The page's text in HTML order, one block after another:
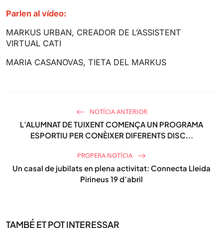
Parlen al vídeo:
MARKUS URBAN, CREADOR DE L’ASSISTENT
VIRTUAL CATI
MARIA CASANOVAS, TIETA DEL MARKUS
NOTÍCIA ANTERIOR
L’ALUMNAT DE TUIXENT COMENÇA UN PROGRAMA
ESPORTIU PER CONÈIXER DIFERENTS DISC...
PROPERA NOTÍCIA
Un casal de jubilats en plena activitat: Connecta Lleida
Pirineus 19 d’abril
TAMBÉ ET POT INTERESSAR